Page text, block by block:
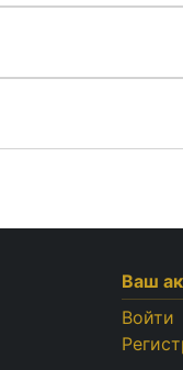
Ваш
Войти